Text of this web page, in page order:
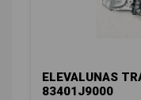
ELEVALUNAS
83401J9000